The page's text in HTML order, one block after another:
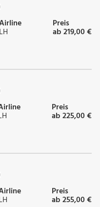
LH
Preis
ab 219,00 €
Preis
ab 225,00 €
Preis
ab 255,00 €